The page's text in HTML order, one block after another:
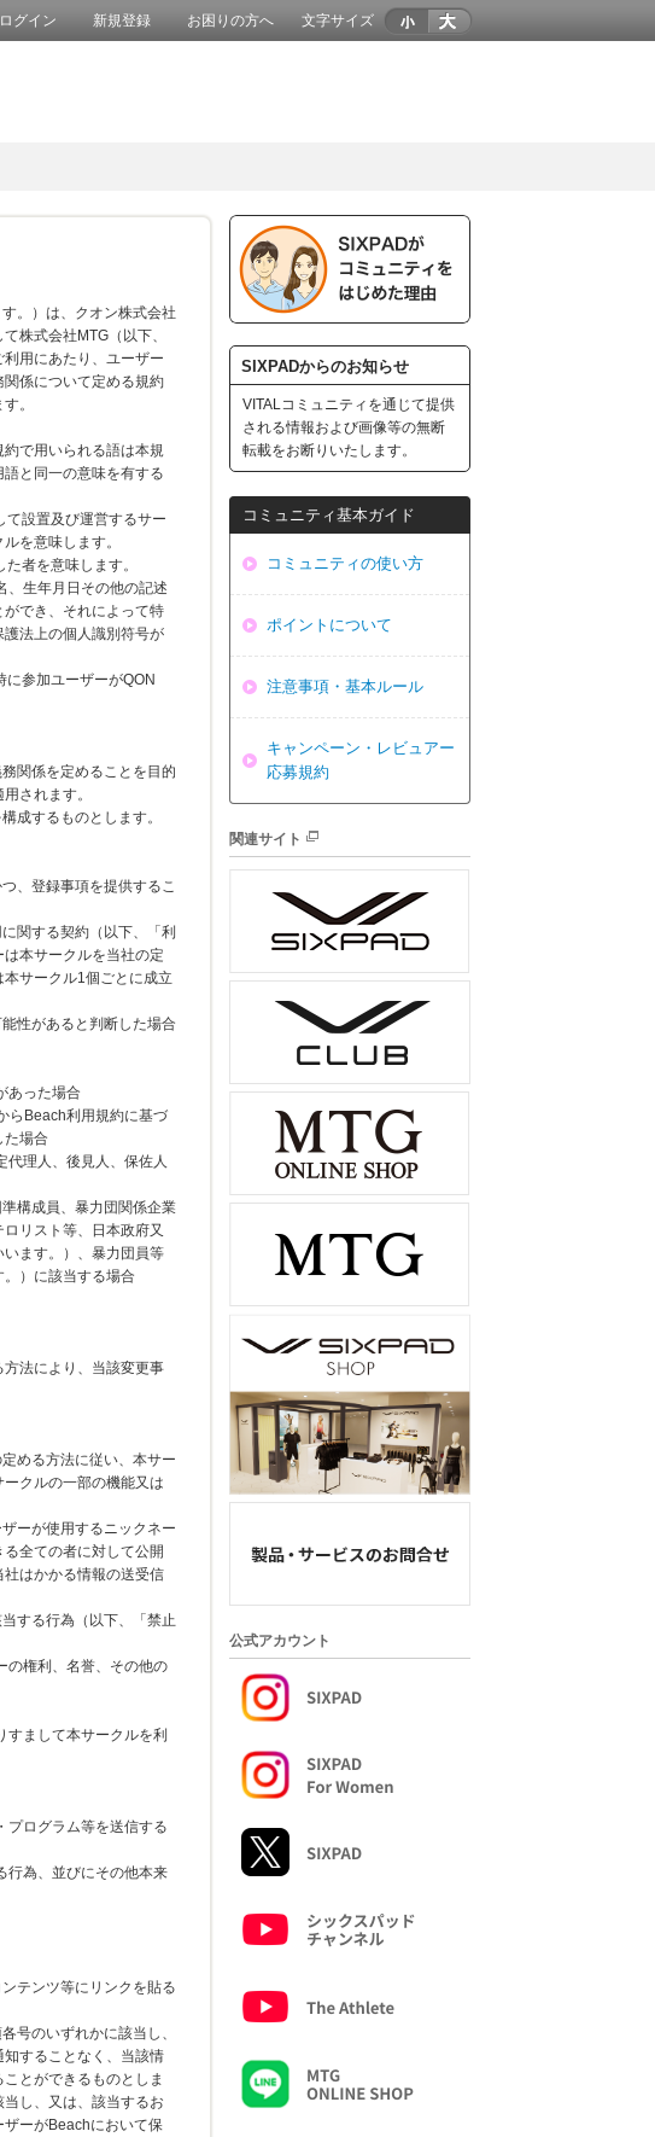
ログイン 新規登録 お困りの方へ 文字サイズ
。）は、クオン株式会社
株式会社MTG（以下、
用にあたり、ユーザー
係について定める規約
。
で用いられる語は本規
と同一の意味を有する
設置及び運営するサー
を意味します。
者を意味します。
、生年月日その他の記述
でき、それによって特
法上の個人識別符号が
参加ユーザーがQON
関係を定めることを目的
されます。
成するものとします。
、登録事項を提供するこ
関する契約（以下、「利
本サークルを当社の定
サークル1個ごとに成立
性があると判断した場合
あった場合
らBeach利用規約に基づ
た場合
代理人、後見人、保佐人
構成員、暴力団関係企業
リスト等、日本政府又
ます。）、暴力団員等
）に該当する場合
法により、当該変更事
める方法に従い、本サー
クルの一部の機能又は
ーが使用するニックネー
全ての者に対して公開
はかかる情報の送受信
する行為（以下、「禁止
の権利、名誉、その他の
まして本サークルを利
プログラム等を送信する
行為、並びにその他本来
テンツ等にリンクを貼る
号のいずれかに該当し、
することなく、当該情
とができるものとしま
し、又は、該当するお
ーがBeachにおいて保
SIXPADからのお知らせ
VITALコミュニティを通じて提供
される情報および画像等の無断
転載をお断りいたします。
コミュニティ基本ガイド
コミュニティの使い方
ポイントについて
注意事項・基本ルール
キャンペーン・レビュアー
応募規約
関連サイト
公式アカウント